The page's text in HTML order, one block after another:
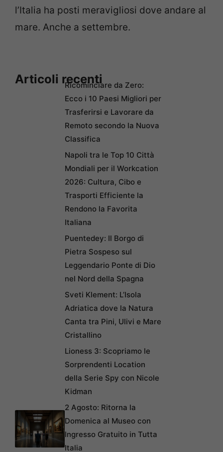
l’Italia ha posti meravigliosi dove andare al
mare. Anche a settembre.
Articoli recentiRicominciare da Zero:
Ecco i 10 Paesi Migliori per
Trasferirsi e Lavorare da
Remoto secondo la Nuova
Classifica
Napoli tra le Top 10 Città
Mondiali per il Workcation
2026: Cultura, Cibo e
Trasporti Efficiente la
Rendono la Favorita
Italiana
Puentedey: Il Borgo di
Pietra Sospeso sul
Leggendario Ponte di Dio
nel Nord della Spagna
Sveti Klement: L’Isola
Adriatica dove la Natura
Canta tra Pini, Ulivi e Mare
Cristallino
Lioness 3: Scopriamo le
Sorprendenti Location
della Serie Spy con Nicole
Kidman
2 Agosto: Ritorna la
Domenica al Museo con
Ingresso Gratuito in Tutta
Italia